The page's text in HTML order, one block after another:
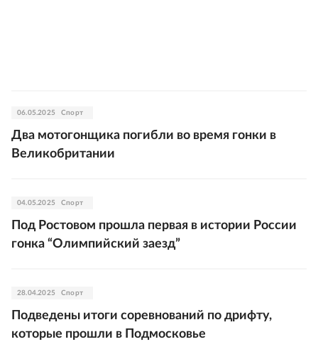
06.05.2025 Спорт
Два мотогонщика погибли во время гонки в
Великобритании
04.05.2025 Спорт
Под Ростовом прошла первая в истории России
гонка “Олимпийский заезд”
28.04.2025 Спорт
Подведены итоги соревнований по дрифту,
которые прошли в Подмосковье